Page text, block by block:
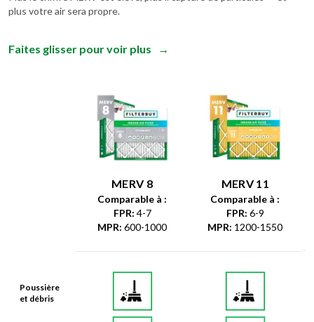
plus votre air sera propre.
Faites glisser pour voir plus →
Poussière
et débris
MERV 8
Comparable à :
FPR: 4-7
MPR: 600-1000
MERV 11
Comparable à :
FPR: 6-9
MPR: 1200-1550